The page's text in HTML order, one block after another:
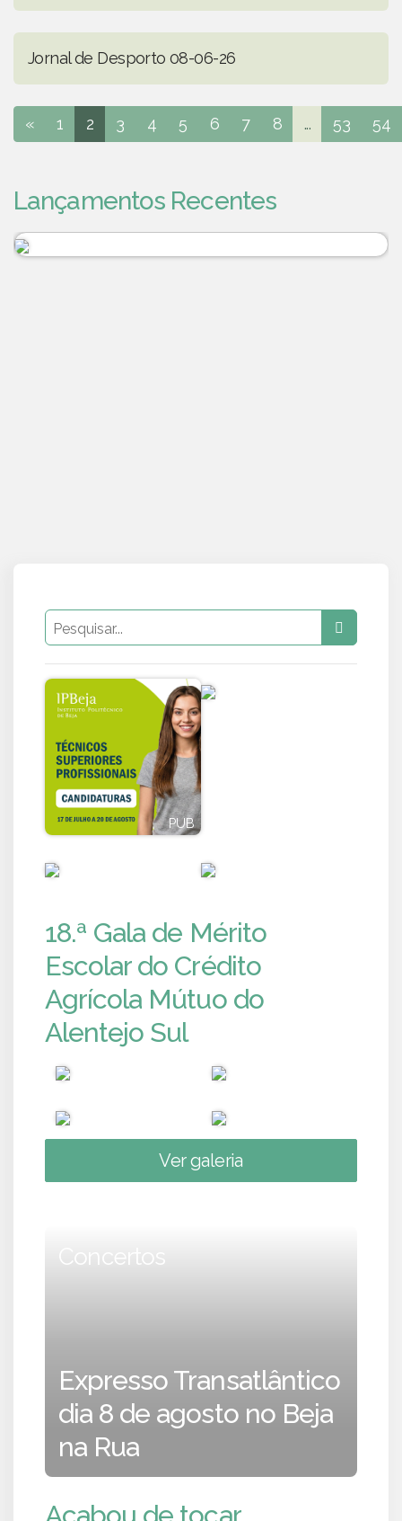
Jornal de Desporto 08-06-26
« 1 2 3 4 5 6 7 8 ... 53 54
Lançamentos Recentes
PUB
18.ª Gala de Mérito
Escolar do Crédito
Agrícola Mútuo do
Alentejo Sul
Ver galeria
Concertos
Expresso Transatlântico
dia 8 de agosto no Beja
na Rua